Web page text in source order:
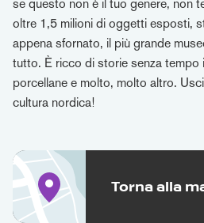
se questo non è il tuo genere, non
oltre 1,5 milioni di oggetti esposti,
appena sfornato, il più grande
tutto. È ricco di storie senza tempo
porcellane e molto, molto altro.
cultura nordica!
Torna alla